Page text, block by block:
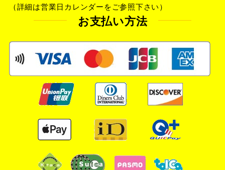
（詳細は営業日カレンダーをご参照下さい）
お支払い方法